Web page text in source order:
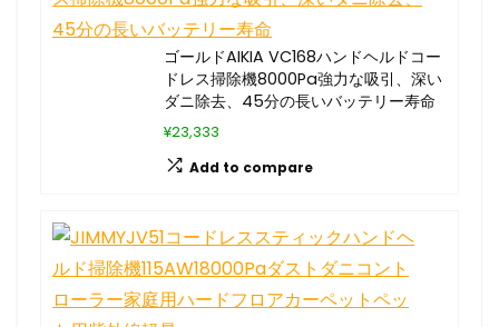
ゴールドAIKIA VC168ハンドヘルドコー
ドレス掃除機8000Pa強力な吸引、深い
ダニ除去、45分の長いバッテリー寿命
¥23,333
Add to compare